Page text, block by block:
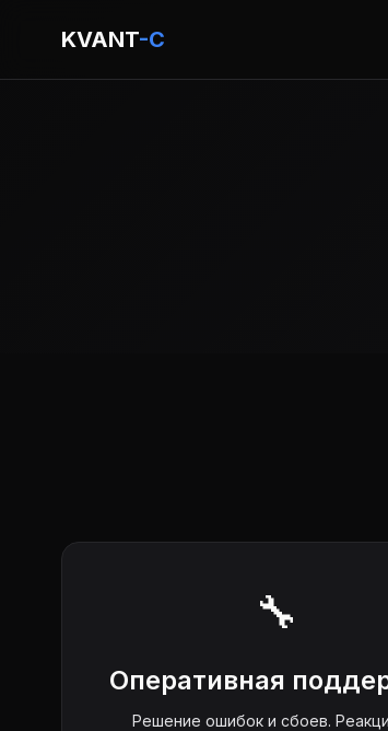
KVANT-C
🔧
Оперативная
Решение ошибок и сбоев.